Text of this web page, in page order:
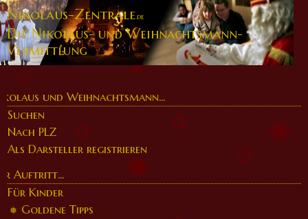
Nikolaus-Zentrale.de
Die Nikolaus- und Weihnachtsmann-
Vermittlung
und Weihnachtsmann...
Suchen
Nach PLZ
Als Darsteller registrieren
Auftritt...
Für Kinder
Goldene Tipps